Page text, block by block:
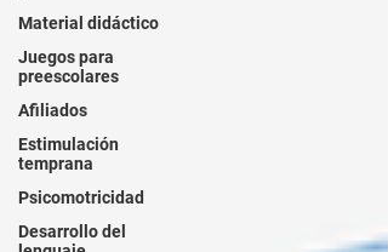
Material didáctico
Juegos para
preescolares
Afiliados
Estimulación
temprana
Psicomotricidad
Desarrollo del